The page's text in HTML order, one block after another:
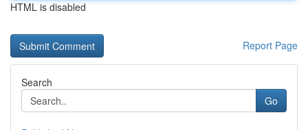
HTML is disabled
Report Page
Search
Go